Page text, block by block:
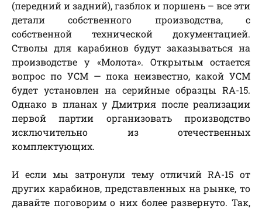
(передний и задний), газблок и поршень – все эти
детали собственного производства, с
собственной технической документацией.
Стволы для карабинов будут заказываться на
производстве у «Молота». Открытым остается
вопрос по УСМ — пока неизвестно, какой УСМ
будет установлен на серийные образцы RA-15.
Однако в планах у Дмитрия после реализации
первой партии организовать производство
исключительно из отечественных
комплектующих.
И если мы затронули тему отличий RA-15 от
других карабинов, представленных на рынке, то
давайте поговорим о них более развернуто. Так,